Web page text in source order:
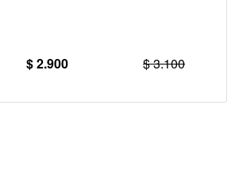
$ 2.900 $ 3.100